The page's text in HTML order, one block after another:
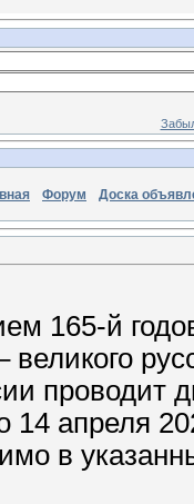
Форум Доска
165-й
проводит
14 апреля
в